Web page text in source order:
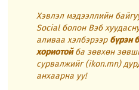
Хэвлэл мэдээллийн
Social болон Вэб
аливаа хэлбэрээр бүрэн
хориотойба зөвхөн
сурвалжийг (ikon.mn)
анхаарна уу!